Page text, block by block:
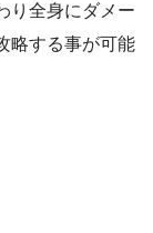
り全身にダメー
略する事が可能